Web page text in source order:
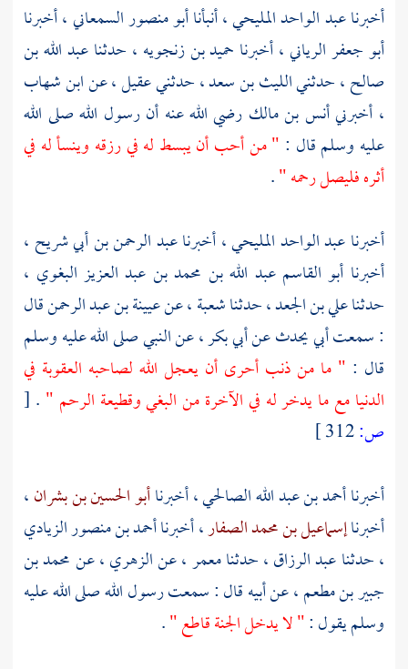
أخبرناعبد الواحد المليحي، أنبأناأبو منصور السمعاني، أخبرنا
أبو جعفر الرياني، أخبرنا حميد بن زنجويه ، حدثناعبد الله بن
صالح، حدثنيالليث بن سعد، حدثنيعقيل ،عنابن شهاب
، أخبرنيأنس بن مالك رضي الله عنه أن رسول الله صلى الله
عليه وسلم قال : " من أحب أن يبسط له في رزقه وينسأ له في
أثره فليصل رحمه ".
أخبرناعبد الواحد المليحي، أخبرناعبد الرحمن بن أبي شريح ،
أخبرنا أبو القاسم عبد الله بن محمد بن عبد العزيز البغوي ،
حدثناعلي بن الجعد، حدثناشعبة، عنعيينة بن عبد الرحمنقال
: سمعت أبي يحدث عنأبي بكر ،عن النبي صلى الله عليه وسلم
قال : " ما من ذنب أحرى أن يعجل الله لصاحبه العقوبة في
الدنيا مع ما يدخر له في الآخرة من البغي وقطيعة الرحم " .
[
ص:
أخبرناأحمد بن عبد الله الصالحي، أخبرناأبو الحسين بن بشران،
أخبرناإسماعيل بن محمد الصفار، أخبرناأحمد بن منصور الزيادي
، حدثناعبد الرزاق، حدثنامعمر، عنالزهري، عنمحمد بن
جبير بن مطعم، عن أبيه قال : سمعت رسول الله صلى الله عليه
وسلم يقول :" لا يدخل الجنة قاطع ".